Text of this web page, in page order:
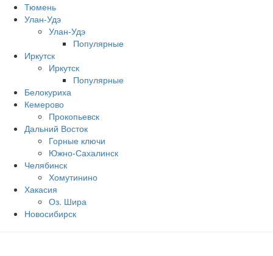
Тюмень
Улан-Удэ
Улан-Удэ
Популярные
Иркутск
Иркутск
Популярные
Белокуриха
Кемерово
Прокопьевск
Дальний Восток
Горные ключи
Южно‐Сахалинск
Челябинск
Хомутинино
Хакасия
Оз. Шира
Новосибирск